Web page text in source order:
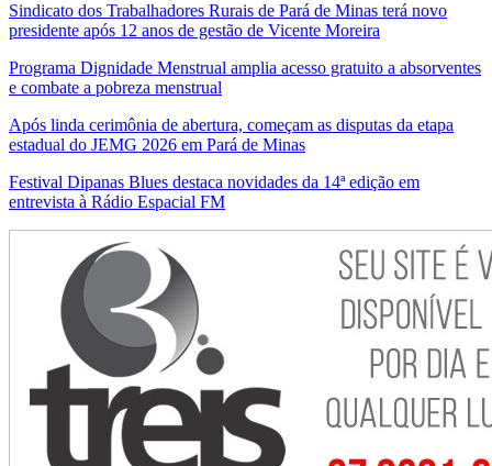
Sindicato dos Trabalhadores Rurais de Pará de Minas terá novo
presidente após 12 anos de gestão de Vicente Moreira
Programa Dignidade Menstrual amplia acesso gratuito a absorventes
e combate a pobreza menstrual
Após linda cerimônia de abertura, começam as disputas da etapa
estadual do JEMG 2026 em Pará de Minas
Festival Dipanas Blues destaca novidades da 14ª edição em
entrevista à Rádio Espacial FM